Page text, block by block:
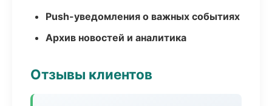
Push-уведомления о важных событиях
Архив новостей и аналитика
Отзывы клиентов